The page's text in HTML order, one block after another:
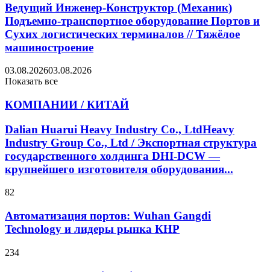
Ведущий Инженер-Конструктор (Механик)
Подъемно-транспортное оборудование Портов и
Сухих логистических терминалов // Тяжёлое
машиностроение
03.08.202603.08.2026
Показать все
КОМПАНИИ / КИТАЙ
Dalian Huarui Heavy Industry Co., LtdHeavy
Industry Group Co., Ltd / Экспортная структура
государственного холдинга DHI-DCW —
крупнейшего изготовителя оборудования...
82
Автоматизация портов: Wuhan Gangdi
Technology и лидеры рынка КНР
234